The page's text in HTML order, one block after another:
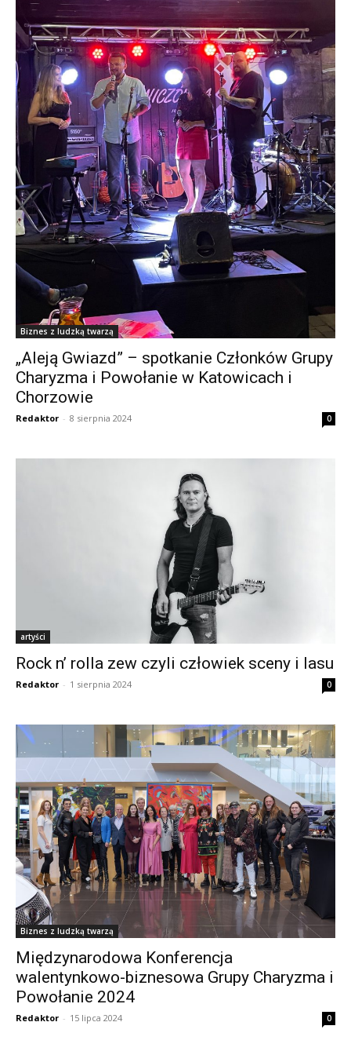
Biznes z ludzką twarzą
„Aleją Gwiazd” – spotkanie Członków Grupy
Charyzma i Powołanie w Katowicach i
Chorzowie
Redaktor - 8 sierpnia 2024 0
artyści
Rock n’ rolla zew czyli człowiek sceny i lasu
Redaktor - 1 sierpnia 2024 0
Biznes z ludzką twarzą
Międzynarodowa Konferencja
walentynkowo-biznesowa Grupy Charyzma i
Powołanie 2024
Redaktor - 15 lipca 2024 0